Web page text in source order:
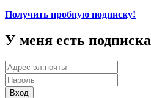
Получить пробную подписку!
У меня есть подписка
Вход